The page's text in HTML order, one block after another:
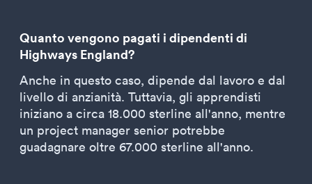
Quanto vengono pagati i dipendenti di
Highways England?
Anche in questo caso, dipende dal lavoro e dal
livello di anzianità. Tuttavia, gli apprendisti
iniziano a circa 18.000 sterline all'anno, mentre
un project manager senior potrebbe
guadagnare oltre 67.000 sterline all'anno.